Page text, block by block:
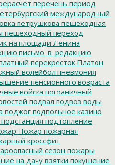
перечень период
международный
петрушкова пешеходная
пешеходный переход
на площади Ленина
письмо_в_редакцию
перекресток Платон
волейбол пневмония
пенсионного возраста
войска пограничный
подвал подвоз воды
поджог подпольное казино
подстанция подтопление
Пожар пожарная
кроссфит
сезон пожары
на дачу взятки покушение